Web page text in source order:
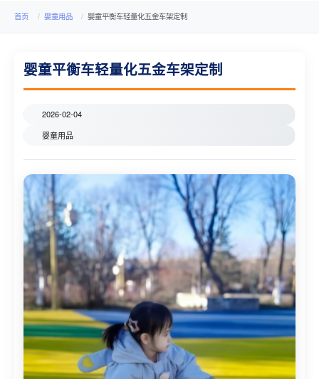
首页 婴童用品 婴童平衡车轻量化五金车架定制
婴童平衡车轻量化五金车架定制
2026-02-04
婴童用品